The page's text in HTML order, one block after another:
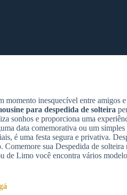
momento inesquecível entre amigos
para despedida de solteira
sonhos e proporciona uma
data comemorativa ou um
é uma festa segura e privativa.
sua Despedida de solteira
de Limo você encontra vários